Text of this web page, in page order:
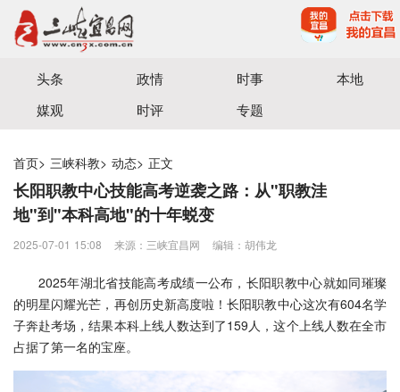
宜昌三峡融媒体中心主办
头条 政情 时事
本地
媒观
时评 专题
首页> 三峡科教> 动态> 正文
长阳职教中心技能高考逆袭之路：从"职教洼
地"到"本科高地"的十年蜕变
2025-07-01 15:08 来源：三峡宜昌网 编辑：胡伟龙
2025年湖北省技能高考成绩一公布，长阳职教中心就如同璀璨
的明星闪耀光芒，再创历史新高度啦！长阳职教中心这次有604名学
子奔赴考场，结果本科上线人数达到了159人，这个上线人数在全市
占据了第一名的宝座。